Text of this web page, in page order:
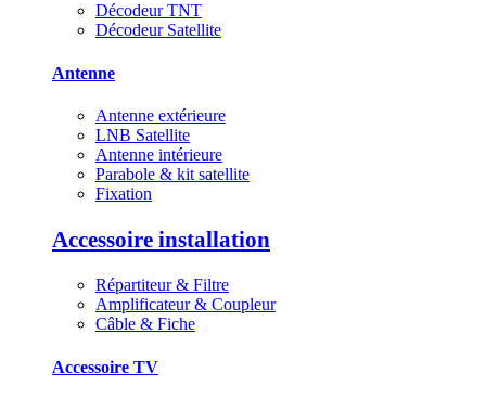
Décodeur TNT
Décodeur Satellite
Antenne
Antenne extérieure
LNB Satellite
Antenne intérieure
Parabole & kit satellite
Fixation
Accessoire installation
Répartiteur & Filtre
Amplificateur & Coupleur
Câble & Fiche
Accessoire TV